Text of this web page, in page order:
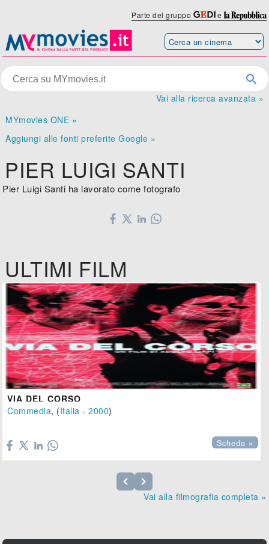
Parte del gruppo e
Vai alla ricerca avanzata »
MYmovies ONE »
Aggiungi alle fonti preferite Google »
PIER LUIGI SANTI
Pier Luigi Santi ha lavorato come fotografo
ULTIMI FILM
VIA DEL CORSO
Commedia, (Italia -2000)
Scheda »
Vai alla filmografia completa »